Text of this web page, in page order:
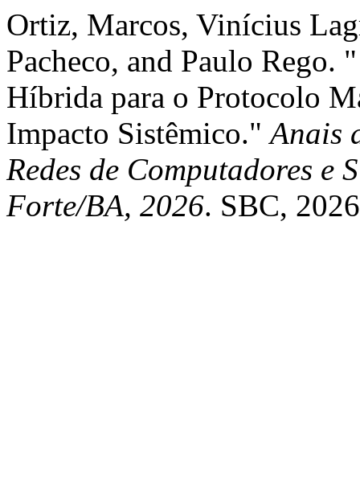
Ortiz, Marcos, Vinícius
Pacheco, and Paulo Rego.
Híbrida para o Protocolo
Impacto Sistêmico."Anais
Redes de Computadores e
Forte/BA, 2026. SBC,